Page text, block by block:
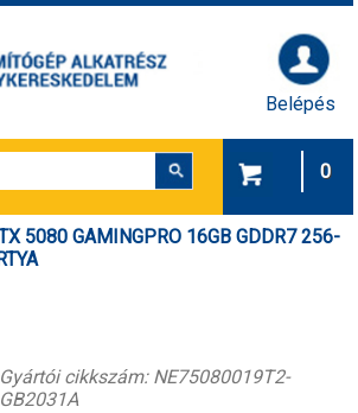
Belépés
0
5080 GAMINGPRO 16GB GDDR7 256-
Gyártói cikkszám: NE75080019T2-
GB2031A